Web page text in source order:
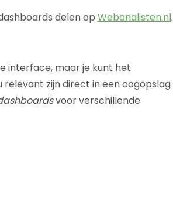
delen op Webanalisten.nl.
interface, maar je kunt het
relevant zijn direct in een oogopslag
voor verschillende